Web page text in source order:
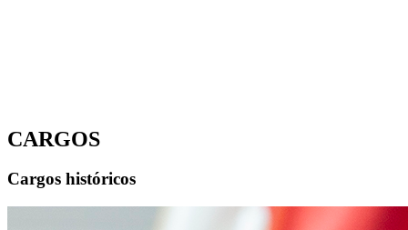
CARGOS
Cargos históricos